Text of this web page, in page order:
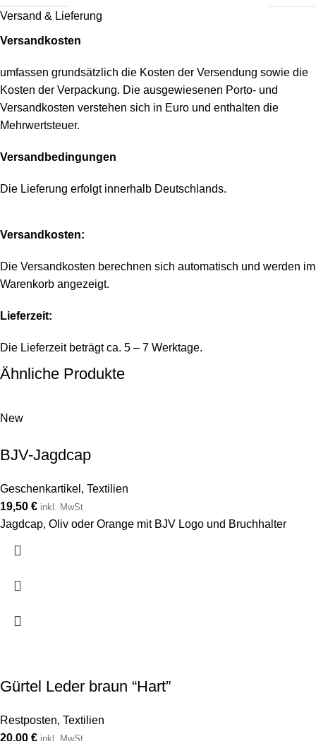
Versand & Lieferung
Versandkosten
umfassen grundsätzlich die Kosten der Versendung sowie die
Kosten der Verpackung. Die ausgewiesenen Porto- und
Versandkosten verstehen sich in Euro und enthalten die
Mehrwertsteuer.
Versandbedingungen
Die Lieferung erfolgt innerhalb Deutschlands.
Versandkosten:
Die Versandkosten berechnen sich automatisch und werden im
Warenkorb angezeigt.
Lieferzeit:
Die Lieferzeit beträgt ca. 5 – 7 Werktage.
Ähnliche Produkte
New
BJV-Jagdcap
Geschenkartikel , Textilien
19,50 € inkl. MwSt
Jagdcap, Oliv oder Orange mit BJV Logo und Bruchhalter
Gürtel Leder braun “Hart”
Restposten, Textilien
20,00 € inkl. MwSt